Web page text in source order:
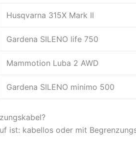
Husqvarna 315X Mark II
Gardena SILENO life 750
Mammotion Luba 2 AWD
Gardena SILENO minimo 500
ist: kabellos oder mit